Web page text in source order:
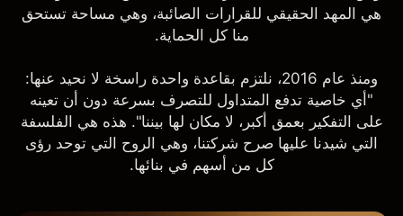
هي المهد الحقيقي للقرارات الصائبة، وهي مساحة تستحق
منا كل الحماية.
ومنذ عام 2016، نلتزم بقاعدة واحدة راسخة لا نحيد عنها:
"أي خاصية تدفع المتداول للتصرف بسرعة دون أن تعينه
على التفكير بعمق أكبر، لا مكان لها بيننا". هذه هي الفلسفة
التي شيدنا عليها صرح شركتنا، وهي الروح التي توحد رؤى
كل من أسهم في بنائها.